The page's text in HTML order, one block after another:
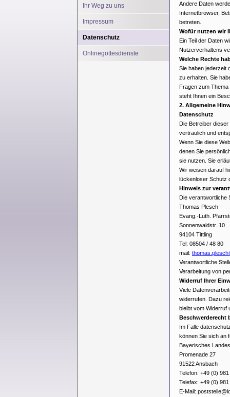
Ihr Weg zu uns
Impressum
Datenschutz
Onlinegottesdienste
Andere Daten
Internetbrowser,
betreten.
Wofür nutzen wir
Ein Teil der Daten
Nutzerverhaltens
Welche Rechte
Sie haben jederzeit
zu erhalten. Sie
Fragen zum
steht Ihnen ein
2. Allgemeine
Datenschutz
Die Betreiber
vertraulich und
Wenn Sie diese
denen Sie
sie nutzen. Sie
Wir weisen darauf
lückenloser Schutz
Hinweis zur
Die verantwortliche
Thomas Plesch
Evang.-Luth.
Sonnenwaldstr. 10
94104 Tittling
Tel: 08504 / 48 80
mail:
Verantwortliche
Verarbeitung von
Widerruf Ihrer
Viele
widerrufen. Dazu
bleibt vom Widerruf
Beschwerderecht
Im Falle
können Sie sich an
Bayerisches
Promenade 27
91522 Ansbach
Telefon: +49 (0)
Telefax: +49 (0)
E-Mail: